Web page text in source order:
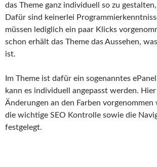
das Theme ganz individuell so zu
Dafür sind keinerlei
müssen lediglich ein paar Klicks
schon erhält das Theme das Aussehen,
ist.
Im Theme ist dafür ein sogenanntes
kann es individuell angepasst werden.
Änderungen an den Farben vorgenommen
die wichtige SEO Kontrolle sowie die
festgelegt.